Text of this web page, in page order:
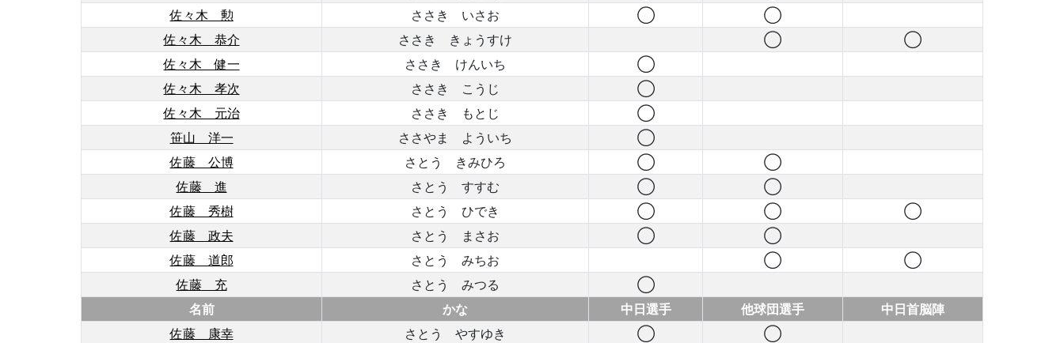
佐々木 勲
ささき いさお ◯
◯
佐々木 恭介
ささき きょうすけ ◯
◯
佐々木 健一
ささき けんいち
◯
佐々木 孝次
ささき こうじ
◯
佐々木 元治
ささき もとじ
◯
笹山 洋一
ささやま よういち
◯
佐藤 公博
さとう きみひろ ◯
◯
佐藤 進
さとう すすむ ◯
◯
佐藤 秀樹
さとう ひでき ◯ ◯
◯
佐藤 政夫
さとう まさお ◯
◯
佐藤 道郎
さとう みちお ◯
◯
佐藤 充
さとう みつる
◯
名前
かな 中日選手 他球団選手
中日首脳陣
佐藤 康幸
さとう やすゆき ◯
◯